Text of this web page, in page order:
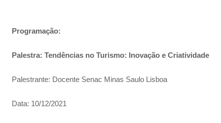
Programação:
Palestra: Tendências no Turismo: Inovação e Criatividade
Palestrante: Docente Senac Minas Saulo Lisboa
Data: 10/12/2021